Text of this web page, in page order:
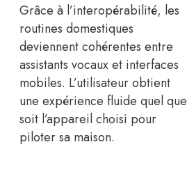
Grâce à l’interopérabilité, les
routines domestiques
deviennent cohérentes entre
assistants vocaux et interfaces
mobiles. L’utilisateur obtient
une expérience fluide quel que
soit l’appareil choisi pour
piloter sa maison.